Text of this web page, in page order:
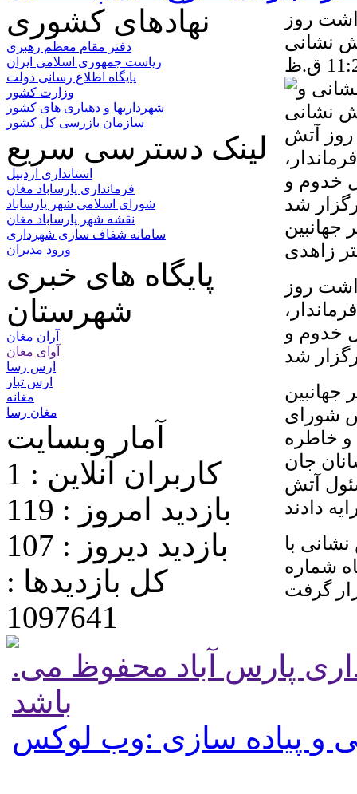
و بزرگداشت روز
نشانی
روز آتش
خدوم و
آتش نشانی در ساختمان شماره ۲ برگزار شد
جهانبین
و بزرگداشت روز
خدوم و
جهانبین
شورای
خاطره
جان
آتش
دادند
با
شماره
نهادهای کشوری
دفتر مقام معظم رهبری
ریاست جمهوری اسلامی ایران
پایگاه اطلاع رسانی دولت
وزارت کشور
شهرداریها و دهیاری های کشور
سازمان بازرسی کل کشور
لینک دسترسی سریع
استانداری اردبیل
فرمانداری پارساباد مغان
شورای اسلامی شهر پارساباد
نقشه شهر پارساباد مغان
سامانه شفاف سازی شهرداری
ورود مدیران
پایگاه های خبری
شهرستان
آران مغان
آوای مغان
ارس رسا
ارس تبار
مغانه
مغان رسا
آمار وبسایت
کاربران آنلاین : 1
بازدید امروز : 119
بازدید دیروز : 107
کل بازدیدها :
1097641
.تمامی حقوق برای پایگاه شهرداری پارس آباد محفوظ می
باشد
و پیاده سازی :وب لوکس